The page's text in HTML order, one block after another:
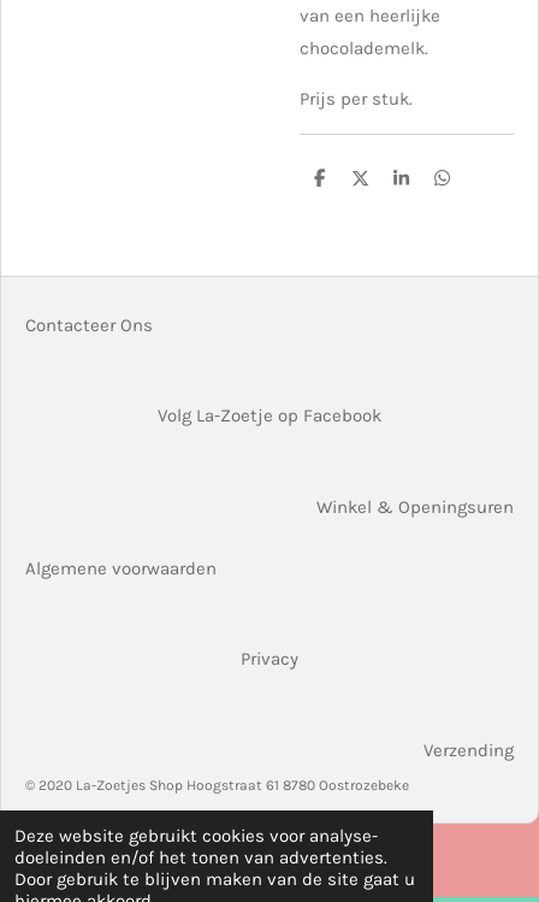
Deze website gebruikt cookies voor analyse-
doeleinden en/of het tonen van advertenties.
Door gebruik te blijven maken van de site gaat u
van een heerlijke
chocolademelk.
Prijs per stuk.
D
D
S
D
Contacteer Ons
Volg La-Zoetje op Facebook
Winkel & Openingsuren
Algemene voorwaarden
Privacy
Verzending
© 2020 La-Zoetjes Shop Hoogstraat 61 8780 Oostrozebeke